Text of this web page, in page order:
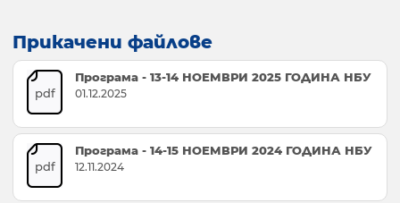
Прикачени файлове
pdf
Програма - 13-14 НОЕМВРИ 2025 ГОДИНА НБУ
01.12.2025
pdf
Програма - 14-15 НОЕМВРИ 2024 ГОДИНА НБУ
12.11.2024